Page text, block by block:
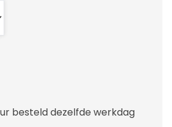
besteld dezelfde werkdag